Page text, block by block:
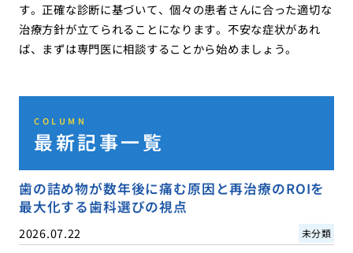
す。正確な診断に基づいて、個々の患者さんに合った適切な
治療方針が立てられることになります。不安な症状があれ
ば、まずは専門医に相談することから始めましょう。
COLUMN
最新記事一覧
歯の詰め物が数年後に痛む原因と再治療のROIを
最大化する歯科選びの視点
2026.07.22 未分類